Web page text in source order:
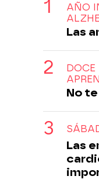
AÑO
Las
DOCE
No
Las